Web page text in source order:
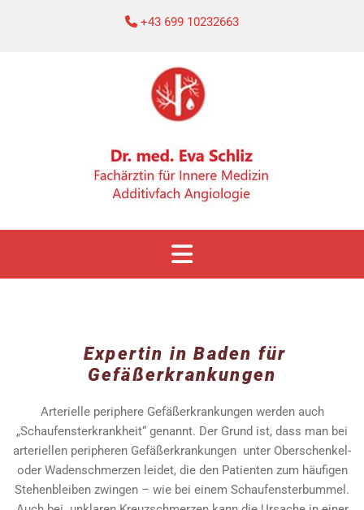
 +43 699 10232663
Expertin in Baden für
Gefäßerkrankungen
Arterielle periphere Gefäßerkrankungen werden auch
„Schaufensterkrankheit“ genannt. Der Grund ist, dass man bei
arteriellen peripheren Gefäßerkrankungen unter Oberschenkel-
oder Wadenschmerzen leidet, die den Patienten zum häufigen
Stehenbleiben zwingen – wie bei einem Schaufensterbummel.